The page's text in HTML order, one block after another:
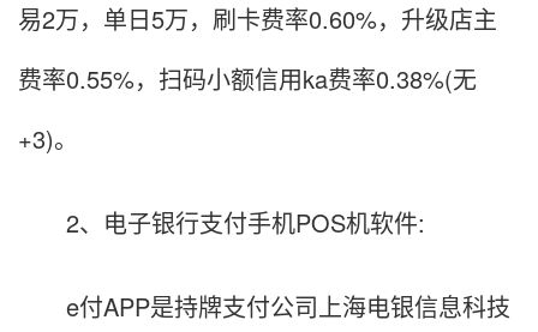
易2万，单日5万，刷卡费率0.60%，升级店主
费率0.55%，扫码小额信用ka费率0.38%(无
+3)。
2、电子银行支付手机POS机软件:
e付APP是持牌支付公司上海电银信息科技